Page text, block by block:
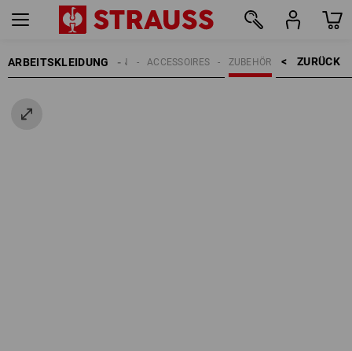
ARBEITSKLEIDUNG ZURÜCK    >
ZUBEHÖR
ACCESSOIRES
HERREN